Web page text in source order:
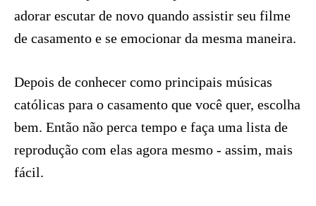
adorar escutar de novo quando assistir seu filme
de casamento e se emocionar da mesma maneira.
Depois de conhecer como principais músicas
católicas para o casamento que você quer, escolha
bem. Então não perca tempo e faça uma lista de
reprodução com elas agora mesmo - assim, mais
fácil.